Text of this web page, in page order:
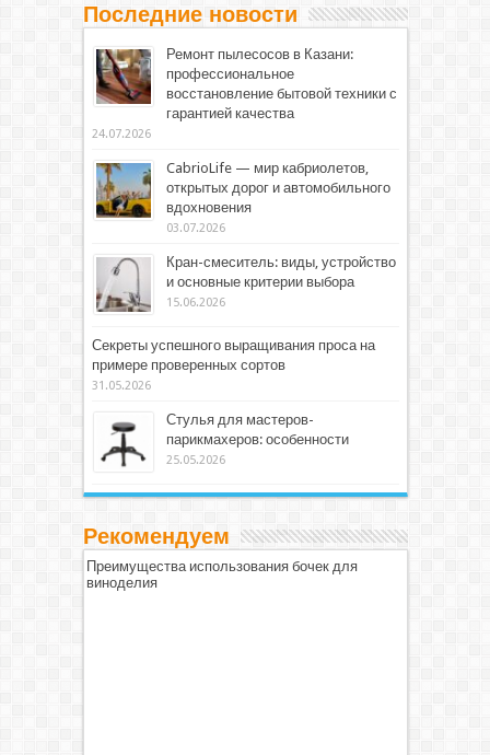
Последние новости
Ремонт пылесосов в Казани:
профессиональное
восстановление бытовой техники с
гарантией качества
24.07.2026
CabrioLife — мир кабриолетов,
открытых дорог и автомобильного
вдохновения
03.07.2026
Кран-смеситель: виды, устройство
и основные критерии выбора
15.06.2026
Секреты успешного выращивания проса на
примере проверенных сортов
31.05.2026
Стулья для мастеров-
парикмахеров: особенности
25.05.2026
Рекомендуем
Преимущества использования бочек для
виноделия